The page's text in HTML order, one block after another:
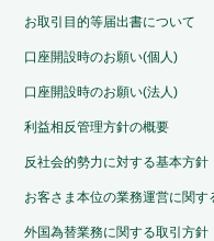
お取引目的等届出書について
口座開設時のお願い(個人)
口座開設時のお願い(法人)
利益相反管理方針の概要
反社会的勢力に対する基本方針
お客さま本位の業務運営に関す
外国為替業務に関する取引方針